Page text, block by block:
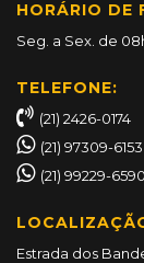
HORÁRIO DE
Seg. a Sex. de
TELEFONE:
(21) 2426-0174
(21) 97309-6153
(21) 99229-6590
Estrada dos